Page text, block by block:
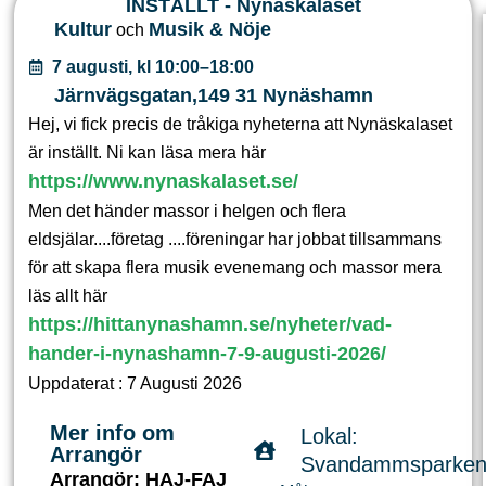
INSTÄLLT - Nynäskalaset
Kultur och Musik & Nöje
7 augusti, kl 10:00–18:00
Järnvägsgatan,149 31 Nynäshamn
Hej, vi fick precis de tråkiga nyheterna att Nynäskalaset
är inställt. Ni kan läsa mera här
https://www.nynaskalaset.se/
Men det händer massor i helgen och flera
eldsjälar....företag ....föreningar har jobbat tillsammans
för att skapa flera musik evenemang och massor mera
läs allt här
https://hittanynashamn.se/nyheter/vad-
hander-i-nynashamn-7-9-augusti-2026/
Uppdaterat : 7 Augusti 2026
Mer info om
Arrangör
Arrangör: HAJ-FAJ
Lokal:
Svandammsparken